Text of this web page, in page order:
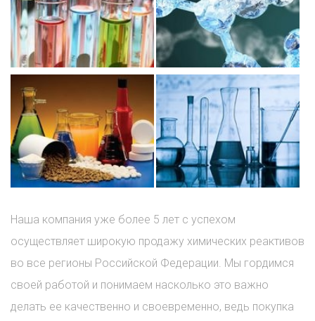
Наша компания уже более 5 лет с успехом
осуществляет широкую продажу химических реактивов
во все регионы Российской Федерации. Мы гордимся
своей работой и понимаем насколько это важно
делать ее качественно и своевременно, ведь покупка